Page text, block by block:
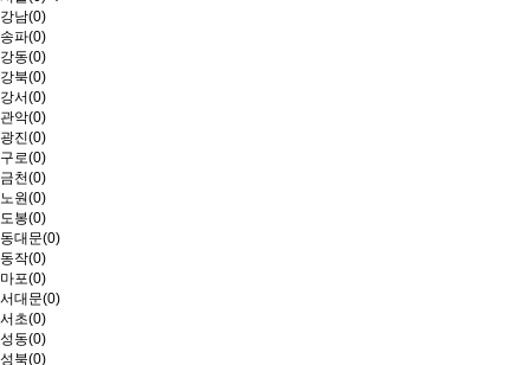
강남(0)
송파(0)
강동(0)
강북(0)
강서(0)
관악(0)
광진(0)
구로(0)
금천(0)
노원(0)
도봉(0)
동대문(0)
동작(0)
마포(0)
서대문(0)
서초(0)
성동(0)
성북(0)